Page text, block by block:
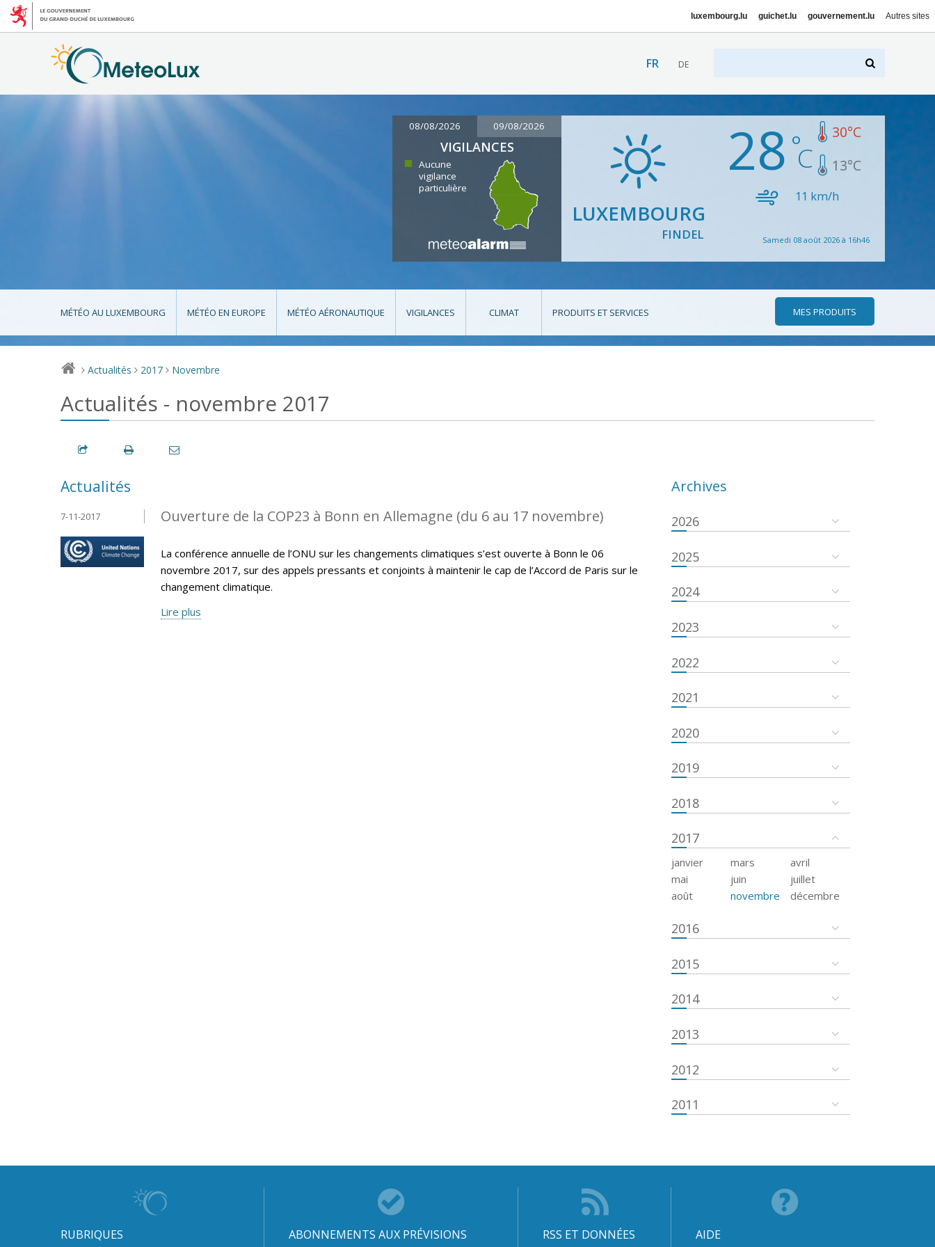
luxembourg.lu guichet.lu gouvernement.lu Autres sites
FR DE
08/08/2026 09/08/2026
VIGILANCES
Aucune
vigilance
particulière
LUXEMBOURG
FINDEL
28 30°C
13°C
11 km/h
Samedi 08 août 2026 à 16h46
MÉTÉO AU LUXEMBOURG MÉTÉO EN EUROPE MÉTÉO AÉRONAUTIQUE VIGILANCES CLIMAT PRODUITS ET SERVICES MES PRODUITS
> Actualités > 2017 > Novembre
Actualités - novembre 2017
Actualités
Ouverture de la COP23 à Bonn en Allemagne (du 6 au 17 novembre)
7-11-2017
La conférence annuelle de l’ONU sur les changements climatiques s’est ouverte à Bonn le 06
novembre 2017, sur des appels pressants et conjoints à maintenir le cap de l’Accord de Paris sur le
changement climatique.
Lire plus
Archives
2026
2025
2024
2023
2022
2021
2020
2019
2018
2017
janvier mars
avril
mai
juin
juillet
août
novembre décembre
2016
2015
2014
2013
2012
2011
RUBRIQUES ABONNEMENTS AUX PRÉVISIONS RSS ET DONNÉES AIDE